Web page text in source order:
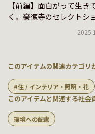
【前編】面白がって生き
く。豪徳寺のセレクトシ
このアイテムの関連カテゴリ
住 / インテリア・照明・花
このアイテムと関連する社会
環境への配慮